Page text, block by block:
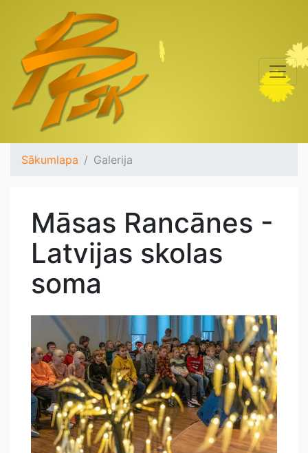
Sākumlapa Galerija
Māsas Rancānes -
Latvijas skolas
soma